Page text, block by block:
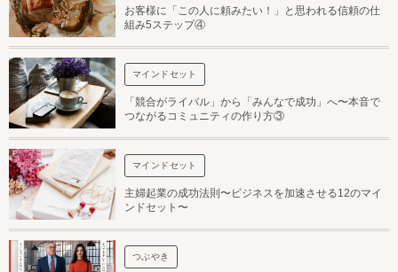
お客様に「この人に頼みたい！」と思われる信頼の仕
組み5ステップ④
マインドセット
「競合がライバル」から「みんなで成功」へ〜本音で
つながるコミュニティの作り方③
マインドセット
主婦起業の成功法則〜ビジネスを加速させる12のマイ
ンドセット〜
つぶやき